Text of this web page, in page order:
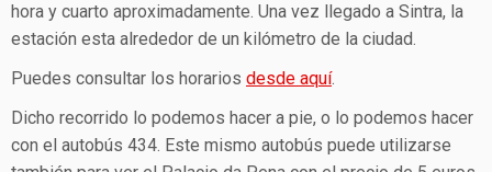
hora y cuarto aproximadamente. Una vez llegado a Sintra, la
estación esta alrededor de un kilómetro de la ciudad.
Puedes consultar los horarios desde aquí.
Dicho recorrido lo podemos hacer a pie, o lo podemos hacer
con el autobús 434. Este mismo autobús puede utilizarse